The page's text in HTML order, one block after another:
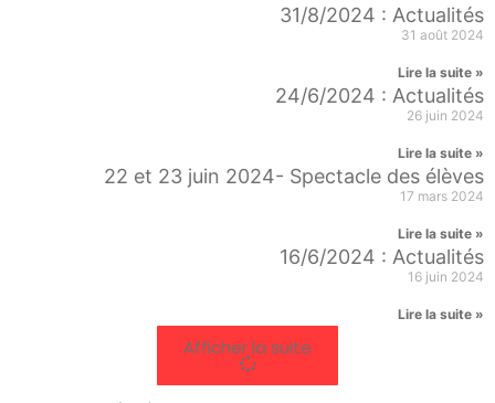
31/8/2024 : Actualités
31 août 2024
Lire la suite »
24/6/2024 : Actualités
26 juin 2024
Lire la suite »
22 et 23 juin 2024- Spectacle des élèves
17 mars 2024
Lire la suite »
16/6/2024 : Actualités
16 juin 2024
Lire la suite »
Afficher la suite